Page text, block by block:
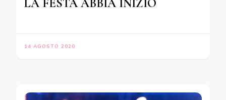
LA FESTA ABBIA INIZIO
14 AGOSTO 2020